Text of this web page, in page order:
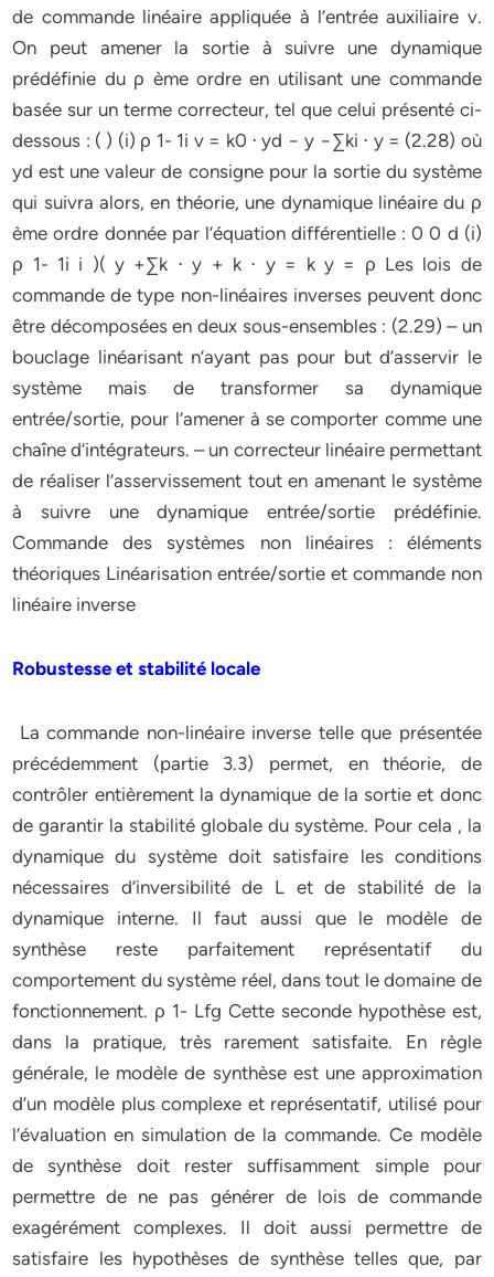
de commande linéaire appliquée à l’entrée auxiliaire v.
On peut amener la sortie à suivre une dynamique
prédéfinie du ρ ème ordre en utilisant une commande
basée sur un terme correcteur, tel que celui présenté ci-
dessous : ( ) (i) ρ 1- 1i v = k0 ⋅ yd − y −∑ki ⋅ y = (2.28) où
yd est une valeur de consigne pour la sortie du système
qui suivra alors, en théorie, une dynamique linéaire du ρ
ème ordre donnée par l’équation différentielle : 0 0 d (i)
ρ 1- 1i i )( y +∑k ⋅ y + k ⋅ y = k y = ρ Les lois de
commande de type non-linéaires inverses peuvent donc
être décomposées en deux sous-ensembles : (2.29) – un
bouclage linéarisant n’ayant pas pour but d’asservir le
système mais de transformer sa dynamique
entrée/sortie, pour l’amener à se comporter comme une
chaîne d’intégrateurs. – un correcteur linéaire permettant
de réaliser l’asservissement tout en amenant le système
à suivre une dynamique entrée/sortie prédéfinie.
Commande des systèmes non linéaires : éléments
théoriques Linéarisation entrée/sortie et commande non
linéaire inverse
Robustesse et stabilité locale
La commande non-linéaire inverse telle que présentée
précédemment (partie 3.3) permet, en théorie, de
contrôler entièrement la dynamique de la sortie et donc
de garantir la stabilité globale du système. Pour cela , la
dynamique du système doit satisfaire les conditions
nécessaires d’inversibilité de L et de stabilité de la
dynamique interne. Il faut aussi que le modèle de
synthèse reste parfaitement représentatif du
comportement du système réel, dans tout le domaine de
fonctionnement. ρ 1- Lfg Cette seconde hypothèse est,
dans la pratique, très rarement satisfaite. En règle
générale, le modèle de synthèse est une approximation
d’un modèle plus complexe et représentatif, utilisé pour
l’évaluation en simulation de la commande. Ce modèle
de synthèse doit rester suffisamment simple pour
permettre de ne pas générer de lois de commande
exagérément complexes. Il doit aussi permettre de
satisfaire les hypothèses de synthèse telles que, par